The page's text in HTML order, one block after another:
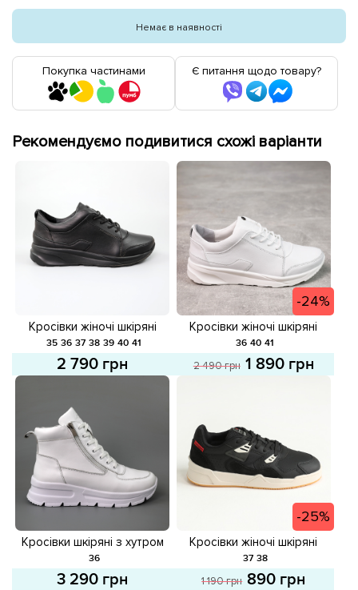
Немає в наявності
Покупка частинами Є питання щодо товару?
Рекомендуємо подивитися схожі варіанти
Кросівки жіночі шкіряні
581671 Чорні
35 36 37 38 39 40 41
2 790 грн
-24%
Кросівки жіночі шкіряні
582138 Білі розпродаж
36 40 41
2 490 грн 1 890 грн
Кросівки шкіряні з хутром
587647 Білі
36
3 290 грн
-25%
Кросівки жіночі шкіряні
587866 Чорні розпродаж
37 38
1 190 грн 890 грн